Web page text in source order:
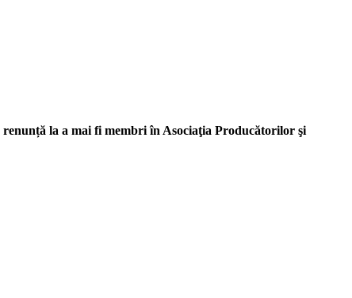
renunță la a mai fi membri în Asociaţia Producătorilor şi